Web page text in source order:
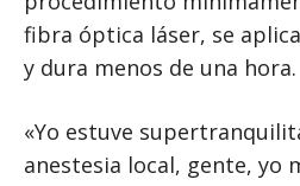
fibra óptica láser, se
y dura menos de una hora.
«Yo estuve
anestesia local, gente, yo